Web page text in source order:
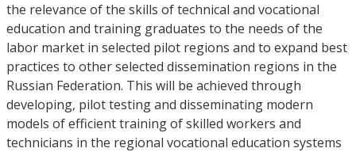
the relevance of the skills of technical and vocational
education and training graduates to the needs of the
labor market in selected pilot regions and to expand best
practices to other selected dissemination regions in the
Russian Federation. This will be achieved through
developing, pilot testing and disseminating modern
models of efficient training of skilled workers and
technicians in the regional vocational education systems